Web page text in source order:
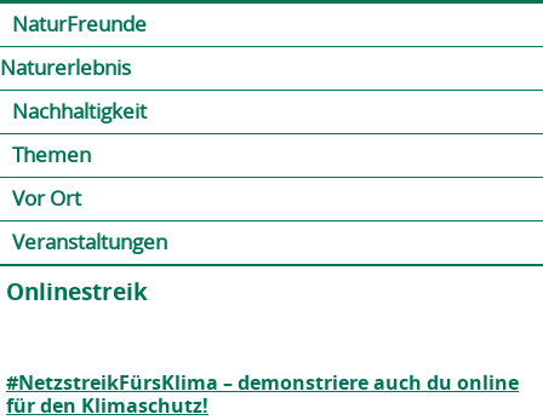
NaturFreunde
Naturerlebnis
Nachhaltigkeit
Themen
Vor Ort
Veranstaltungen
Onlinestreik
#NetzstreikFürsKlima – demonstriere auch du online
für den Klimaschutz!